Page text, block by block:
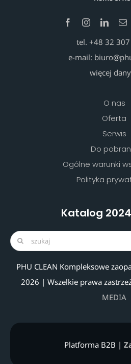
tel. +48 32
e-mail:
więcej
O nas
Oferta
Serwis
Do
Ogólne warunki
Polityka
Katalog
Search
for:
PHU CLEAN Kompleksowe
2026 | Wszelkie prawa
MEDIA
Platforma B2B |